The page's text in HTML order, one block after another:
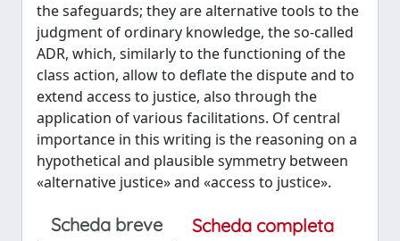
the safeguards; they are alternative tools to the
judgment of ordinary knowledge, the so-called
ADR, which, similarly to the functioning of the
class action, allow to deflate the dispute and to
extend access to justice, also through the
application of various facilitations. Of central
importance in this writing is the reasoning on a
hypothetical and plausible symmetry between
«alternative justice» and «access to justice».
Scheda breve
Scheda completa